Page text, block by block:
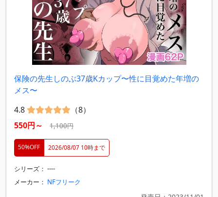
保険の先生しのぶ37歳Kカップ〜性に目覚めた年増の
メス〜
4.8
（8）
550円～
1,100円
50%OFF 2026/08/07 10時まで
シリーズ： ----
メーカー： NFフリーク